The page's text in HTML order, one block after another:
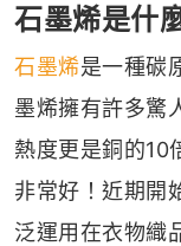
石墨烯是什
石墨烯是一種碳
墨烯擁有許多驚
熱度更是銅的10
非常好！近期開
泛運用在衣物織